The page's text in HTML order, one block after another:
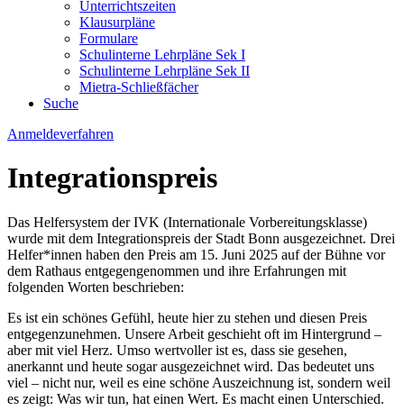
Unterrichtszeiten
Klausurpläne
Formulare
Schulinterne Lehrpläne Sek I
Schulinterne Lehrpläne Sek II
Mietra-Schließfächer
Suche
Anmeldeverfahren
Integrationspreis
Das Helfersystem der IVK (Internationale Vorbereitungsklasse)
wurde mit dem Integrationspreis der Stadt Bonn ausgezeichnet. Drei
Helfer*innen haben den Preis am 15. Juni 2025 auf der Bühne vor
dem Rathaus entgegengenommen und ihre Erfahrungen mit
folgenden Worten beschrieben:
Es ist ein schönes Gefühl, heute hier zu stehen und diesen Preis
entgegenzunehmen. Unsere Arbeit geschieht oft im Hintergrund –
aber mit viel Herz. Umso wertvoller ist es, dass sie gesehen,
anerkannt und heute sogar ausgezeichnet wird. Das bedeutet uns
viel – nicht nur, weil es eine schöne Auszeichnung ist, sondern weil
es zeigt: Was wir tun, hat einen Wert. Es macht einen Unterschied.